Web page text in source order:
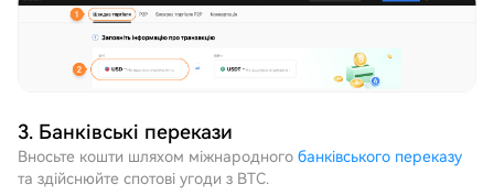
3. Банківські перекази
Вносьте кошти шляхом міжнародного банківського переказу
та здійснюйте спотові угоди з BTC.